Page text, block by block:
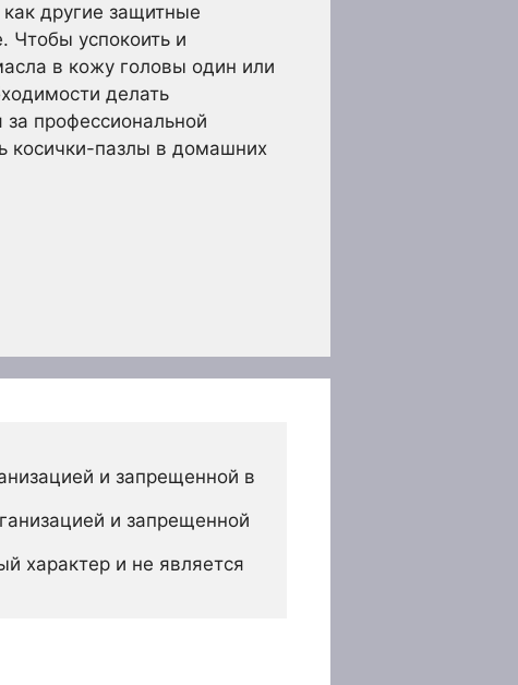
другие защитные
Чтобы успокоить и
в кожу головы один или
делать
профессиональной
косички-пазлы в домашних
и запрещенной в
и запрещенной
характер и не является